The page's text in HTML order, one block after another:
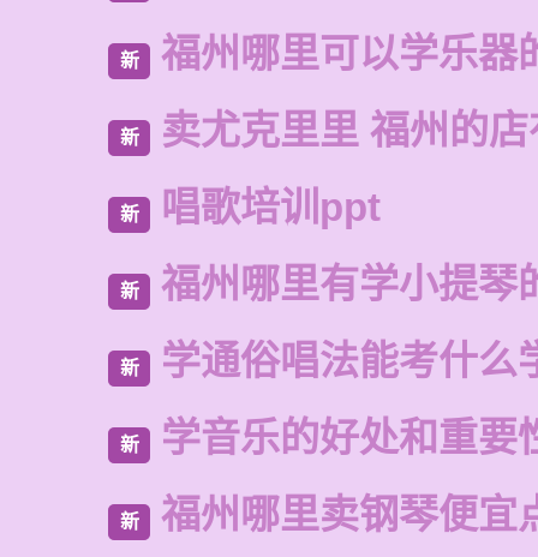
新 福州哪里可以学乐器
新 卖尤克里里 福州的
新 唱歌培训ppt
新 福州哪里有学小提琴
新 学通俗唱法能考什么
新 学音乐的好处和重要
新 福州哪里卖钢琴便宜